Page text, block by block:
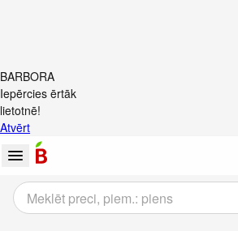
BARBORA
Iepērcies ērtāk
lietotnē!
Atvērt